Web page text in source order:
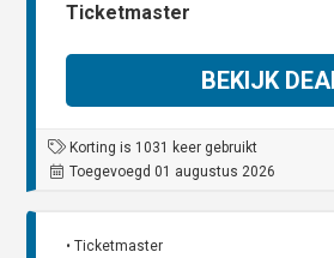
Ticketmaster
BEKIJK
Korting is 1031 keer gebruikt
Toegevoegd 01 augustus 2026
• Ticketmaster